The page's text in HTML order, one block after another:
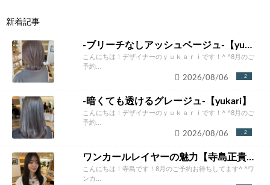
新着記事
-ブリーチなしアッシュベージュ-【yukari】
こんにちは！デザイナーのｙｕｋａｒｉです！^ ^8月のご
予約...
2
2026/08/06
-暗くても透けるグレージュ-【yukari】
こんにちは！デザイナーのｙｕｋａｒｉです！^ ^8月のご
予約...
2
2026/08/06
ワンカールレイヤーの魅力【寺島正貴】
こんにちは！寺島です！8月のご予約お待ちしてます^ ^ワ
ンカ...